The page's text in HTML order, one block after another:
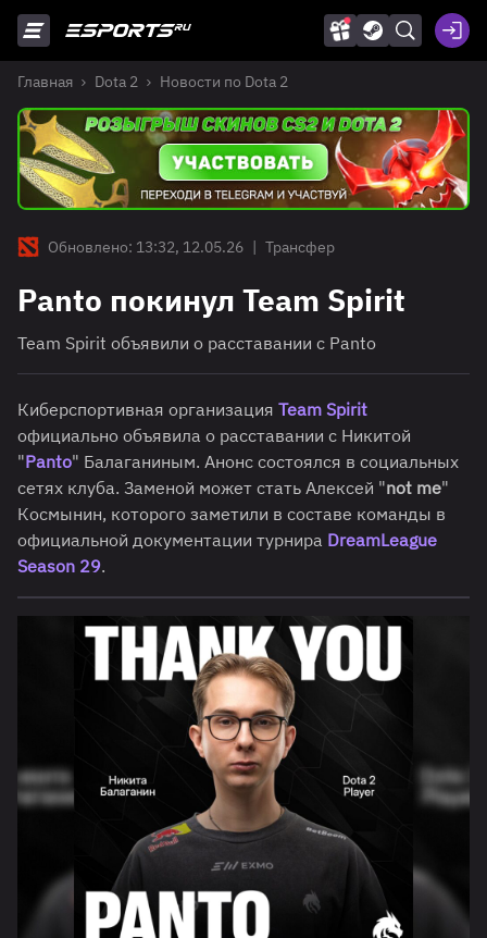
Главная Dota 2 Новости по Dota 2
Обновлено: 13:32, 12.05.26 | Трансфер
Panto покинул Team Spirit
Team Spirit объявили о расставании с Panto
Киберспортивная организация Team Spirit
официально объявила о расставании с Никитой
"Panto" Балаганиным. Анонс состоялся в социальных
сетях клуба. Заменой может стать Алексей "not me"
Космынин, которого заметили в составе команды в
официальной документации турнира DreamLeague
Season 29.